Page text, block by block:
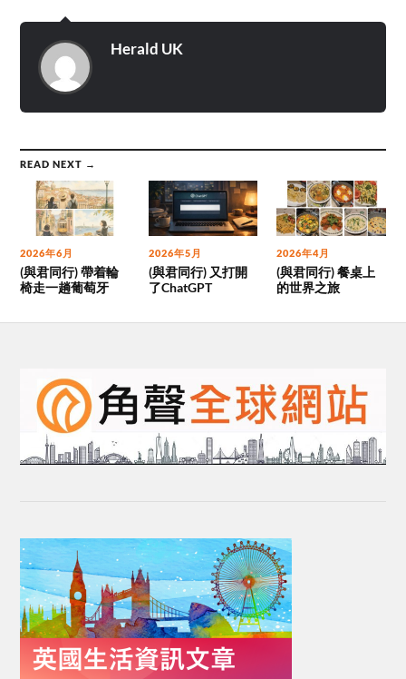
Herald UK
READ NEXT →
2026年6月
(與君同行) 帶着輪
椅走一趟葡萄牙
2026年5月
(與君同行) 又打開
了ChatGPT
2026年4月
(與君同行) 餐桌上
的世界之旅